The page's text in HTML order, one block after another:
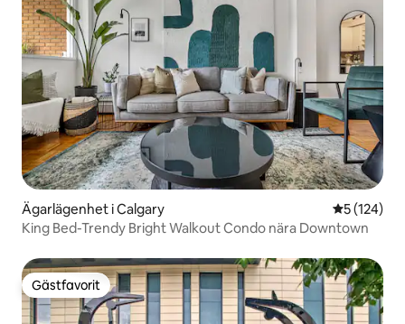
Ägarlägenhet i Calgary 5 av 5 i
5 (124)
King Bed-Trendy Bright Walkout Condo nära Downtown
Gästfavorit
Gästfavorit